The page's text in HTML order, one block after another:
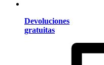
Devoluciones
gratuitas